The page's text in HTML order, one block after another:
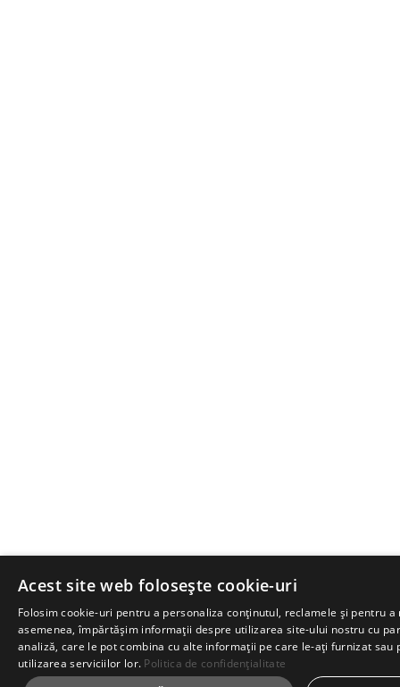
Acest site web folosește cookie-uri
Folosim cookie-uri pentru a personaliza conținutul, reclamele și pentru
asemenea, împărtășim informații despre utilizarea site-ului nostru cu
analiză, care le pot combina cu alte informații pe care le-ați furnizat sau
utilizarea serviciilor lor. Politica de confidențialitate